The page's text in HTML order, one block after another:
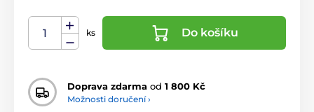
ks Do košíku
Doprava zdarma od 1 800 Kč
Možnosti doručení ›